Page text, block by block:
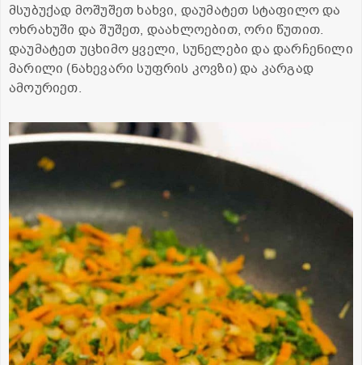
მსუბუქად მოშუშეთ ხახვი, დაუმატეთ სტაფილო და
ოხრახუში და შუშეთ, დაახლოებით, ორი წუთით.
დაუმატეთ უცხიმო ყველი, სუნელები და დარჩენილი
მარილი (ნახევარი სუფრის კოვზი) და კარგად
ამოურიეთ.